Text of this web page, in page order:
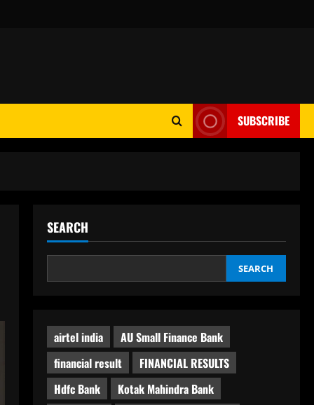
SUBSCRIBE
SEARCH
SEARCH
airtel india
AU Small Finance Bank
financial result
FINANCIAL RESULTS
Hdfc Bank
Kotak Mahindra Bank